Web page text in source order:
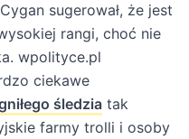
sugerował, że jest
rangi, choć nie
wpolityce.pl
ciekawe
śledzia tak
farmy trolli i osoby